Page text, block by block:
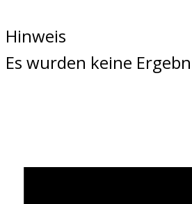
Hinweis
Es wurden keine